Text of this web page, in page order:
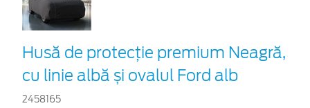
Husă de protecție premium Neagră,
cu linie albă și ovalul Ford alb
2458165